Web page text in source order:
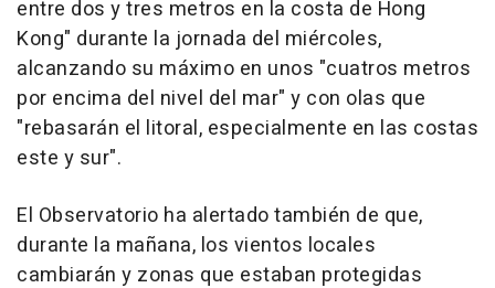
entre dos y tres metros en la costa de Hong
Kong" durante la jornada del miércoles,
alcanzando su máximo en unos "cuatros metros
por encima del nivel del mar" y con olas que
"rebasarán el litoral, especialmente en las costas
este y sur".
El Observatorio ha alertado también de que,
durante la mañana, los vientos locales
cambiarán y zonas que estaban protegidas